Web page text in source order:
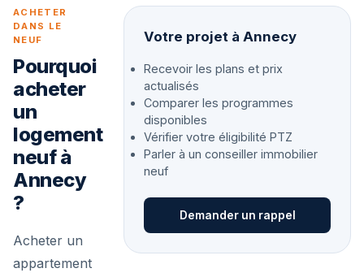
ACHETER
DANS LE
NEUF
Pourquoi
acheter
un
logement
neuf à
Annecy
?
Acheter un
appartement
Votre projet à Annecy
Recevoir les plans et prix
actualisés
Comparer les programmes
disponibles
Vérifier votre éligibilité PTZ
Parler à un conseiller immobilier
neuf
Demander un rappel